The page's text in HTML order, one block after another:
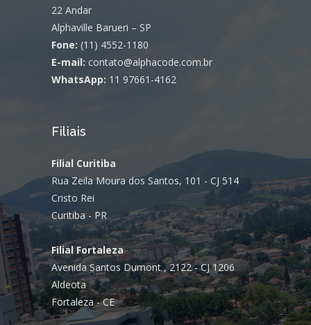
22 Andar
Alphaville Barueri – SP
Fone: (11) 4552-1180
E-mail: contato@alphacode.com.br
WhatsApp: 11 97661-4162
Filiais
Filial Curitiba
Rua Zeila Moura dos Santos, 101 - CJ 514
Cristo Rei
Curitiba - PR
Filial Fortaleza
Avenida Santos Dumont , 2122 - CJ 1206
Aldeota
Fortaleza - CE